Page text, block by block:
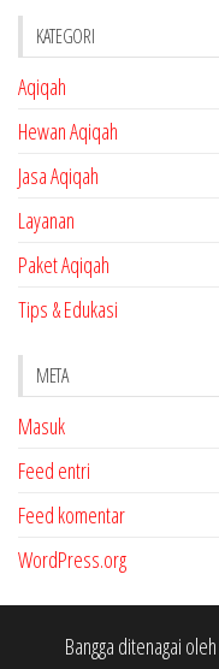
KATEGORI
Aqiqah
Hewan Aqiqah
Jasa Aqiqah
Layanan
Paket Aqiqah
Tips & Edukasi
META
Masuk
Feed entri
Feed komentar
WordPress.org
Bangga ditenagai oleh